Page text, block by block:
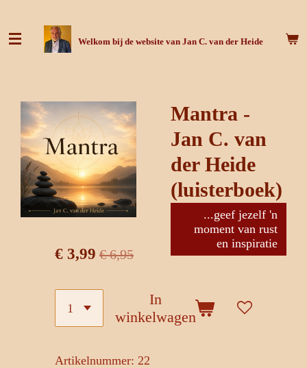
direct
Welkom bij de website van Jan C. van der Heide
Mantra -
Jan C. van
der Heide
(luisterboek)
...geef jezelf 'n
moment van rust
en inspiratie
€ 3,99 € 6,95
In
winkelwagen
Artikelnummer: 22